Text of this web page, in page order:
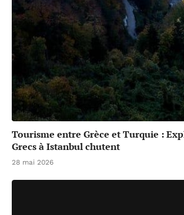
Tourisme entre Grèce et Turquie :
Grecs à Istanbul chutent
28 mai 2026